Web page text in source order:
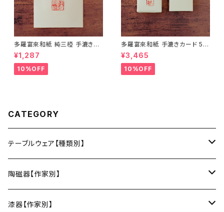
多羅富來和紙 純三椏 手漉き便
箋 10枚入り【伊予和紙】【愛媛県
四国中央市】【伝統工芸品】【民
藝品】【ギフト プレゼント】【父の
日 お誕生日】
¥1,287
10%OFF
多羅富來和紙 手漉きカード 50
枚入り【伊予和紙】【愛媛県四国
中央市】【伝統工芸品】【民藝品】
【ギフト プレゼント】【父の日 お
誕生日】
¥3,465
10%OFF
CATEGORY
テーブルウェア【種類別】
お皿
豆皿
小鉢・中鉢・大鉢
陶磁器【作家別】
小春花窯（瀬戸焼／愛知）
漆器【作家別】